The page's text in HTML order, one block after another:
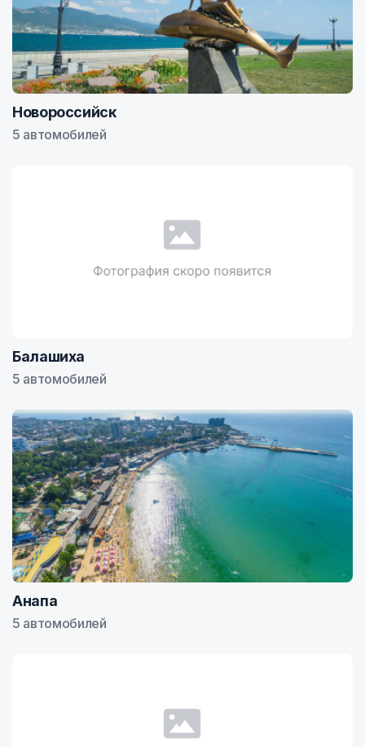
Новороссийск
5 автомобилей
Балашиха
5 автомобилей
Анапа
5 автомобилей